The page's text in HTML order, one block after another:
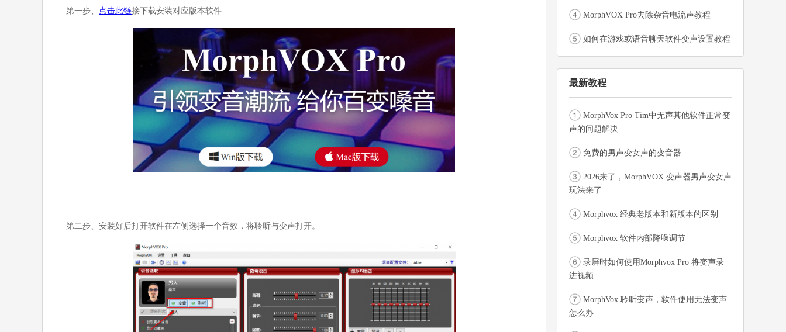
第一步、 点击此链接下载安装对应版本软件
第二步、安装好后打开软件在左侧选择一个音效，将聆听与变声打开。
MorphVOX Pro去除杂音电流声教程
如何在游戏或语音聊天软件变声设置教程
最新教程
MorphVox Pro Tim中无声其他软件正常变
声的问题解决
免费的男声变女声的变音器
2026来了，MorphVOX 变声器男声变女声
玩法来了
Morphvox 经典老版本和新版本的区别
Morphvox 软件内部降噪调节
录屏时如何使用Morphvox Pro 将变声录
进视频
MorphVox 聆听变声，软件使用无法变声
怎么办